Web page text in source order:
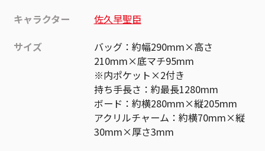
キャラクター
佐久早聖臣
サイズ
バッグ：約幅290mm×高さ
210mm×底マチ95mm
※内ポケット×2付き
持ち手長さ：約最長1280mm
ボード：約横280mm×縦205mm
アクリルチャーム：約横70mm×縦
30mm×厚さ3mm